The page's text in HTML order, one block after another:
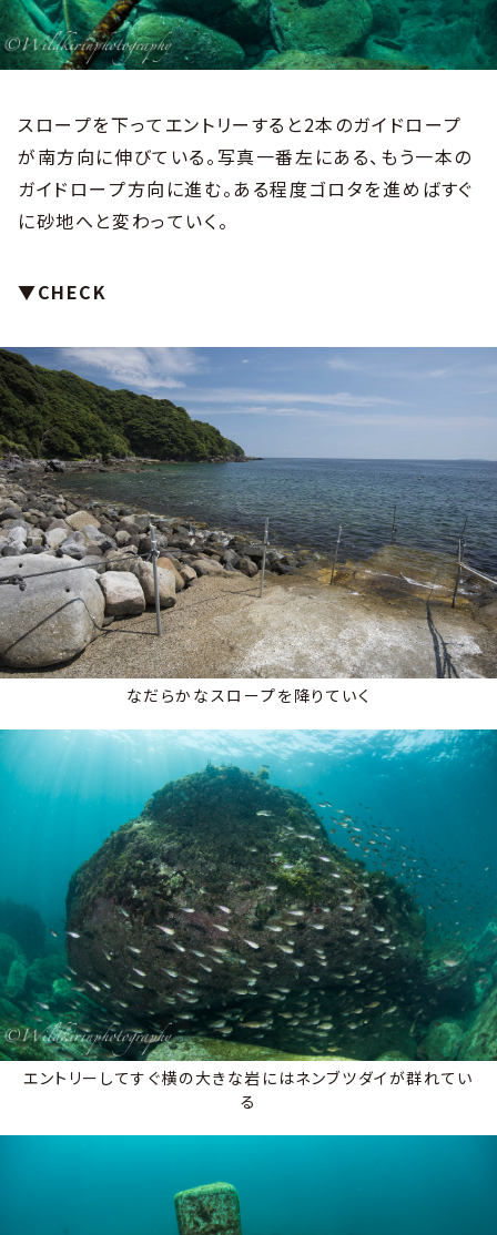
スロープを下ってエントリーすると2本のガイドロープ
が南方向に伸びている。写真一番左にある、もう一本の
ガイドロープ方向に進む。ある程度ゴロタを進めばすぐ
に砂地へと変わっていく。
▼CHECK
なだらかなスロープを降りていく
エントリーしてすぐ横の大きな岩にはネンブツダイが群れてい
る